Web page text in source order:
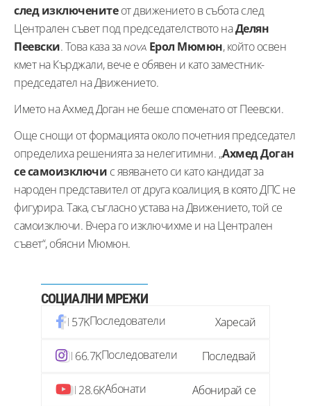
след изключенитеот движението в събота след
Централен съвет под председателството наДелян
Пеевски. Това каза заNOVA Ерол Мюмюн, който освен
кмет на Кърджали, вече е обявен и като заместник-
председател на Движението.
Името на Ахмед Доган не беше споменато от Пеевски.
Още снощи от формацията около почетния председател
определиха решенията за нелегитимни. „Ахмед Доган
се самоизключи с явяването си като кандидат за
народен представител от друга коалиция, в която ДПС не
фигурира. Така, съгласно устава на Движението, той се
самоизключи. Вчера го изключихме и на Централен
съвет“, обясни Мюмюн.
СОЦИАЛНИ МРЕЖИ
57KПоследователи Харесай
66.7KПоследователи Последвай
28.6KАбонати Абонирай се